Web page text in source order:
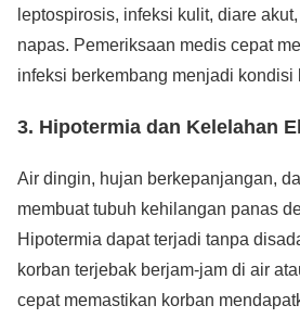
leptospirosis, infeksi kulit, diare
napas. Pemeriksaan medis cepat
infeksi berkembang menjadi kondisi
3. Hipotermia dan Kelelahan
Air dingin, hujan berkepanjangan,
membuat tubuh kehilangan panas
Hipotermia dapat terjadi tanpa
korban terjebak berjam-jam di air
cepat memastikan korban